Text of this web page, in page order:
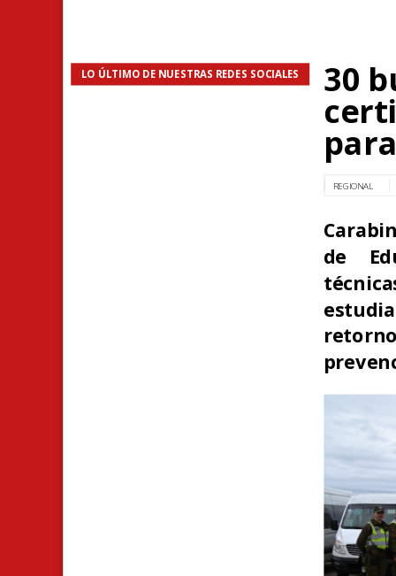
LO ÚLTIMO DE NUESTRAS REDES SOCIALES 30
REGIONAL
de